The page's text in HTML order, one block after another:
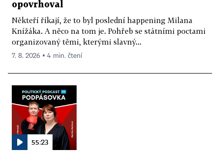
opovrhoval
Někteří říkají, že to byl poslední happening Milana
Knížáka. A něco na tom je. Pohřeb se státními poctami
organizovaný těmi, kterými slavný...
7. 8. 2026 ▪ 4 min. čtení
55:23